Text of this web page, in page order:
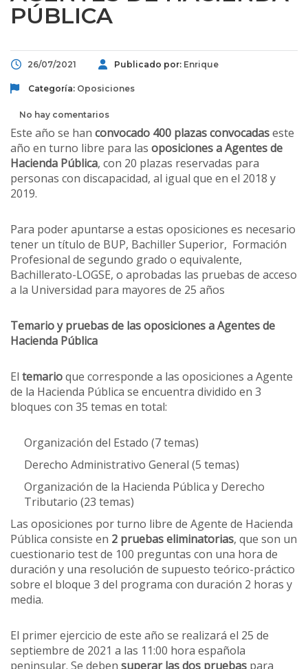
PÚBLICA
26/07/2021 Publicado por: Enrique
Categoría: Oposiciones
No hay comentarios
Este año se han convocado 400 plazas convocadaseste
año en turno libre para las oposiciones a Agentes de
Hacienda Pública, con 20 plazas reservadas para
personas con discapacidad, al igual que en el 2018 y
2019.
Para poder apuntarse a estas oposiciones es necesario
tener un título de BUP, Bachiller Superior, Formación
Profesional de segundo grado o equivalente,
Bachillerato-LOGSE, o aprobadas las pruebas de acceso
a la Universidad para mayores de 25 años
Temario y pruebas de las oposiciones a Agentes de
Hacienda Pública
El temarioque corresponde a las oposiciones a Agente
de la Hacienda Pública se encuentra dividido en 3
bloques con 35 temas en total:
Organización del Estado (7 temas)
Derecho Administrativo General (5 temas)
Organización de la Hacienda Pública y Derecho
Tributario (23 temas)
Las oposiciones por turno libre de Agente de Hacienda
Pública consiste en 2 pruebas eliminatorias, que son un
cuestionario test de 100 preguntas con una hora de
duración y una resolución de supuesto teórico-práctico
sobre el bloque 3 del programa con duración 2 horas y
media.
El primer ejercicio de este año se realizará el 25 de
septiembre de 2021 a las 11:00 hora española
peninsular. Se deben superar las dos pruebas para